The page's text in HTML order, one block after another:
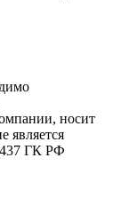
носит
является
ГК РФ